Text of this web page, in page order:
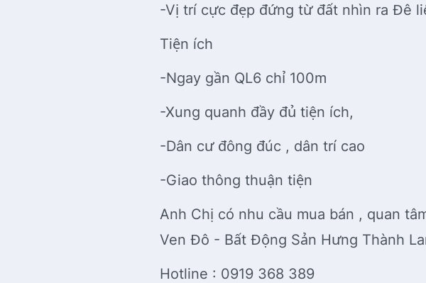
-Vị trí cực đẹp đứng từ đất nhìn ra Đê
Tiện ích
-Ngay gần QL6 chỉ 100m
-Xung quanh đầy đủ tiện ích,
-Dân cư đông đúc , dân trí cao
-Giao thông thuận tiện
Anh Chị có nhu cầu mua bán , quan
Ven Đô - Bất Động Sản Hưng Thành
Hotline : 0919 368 389